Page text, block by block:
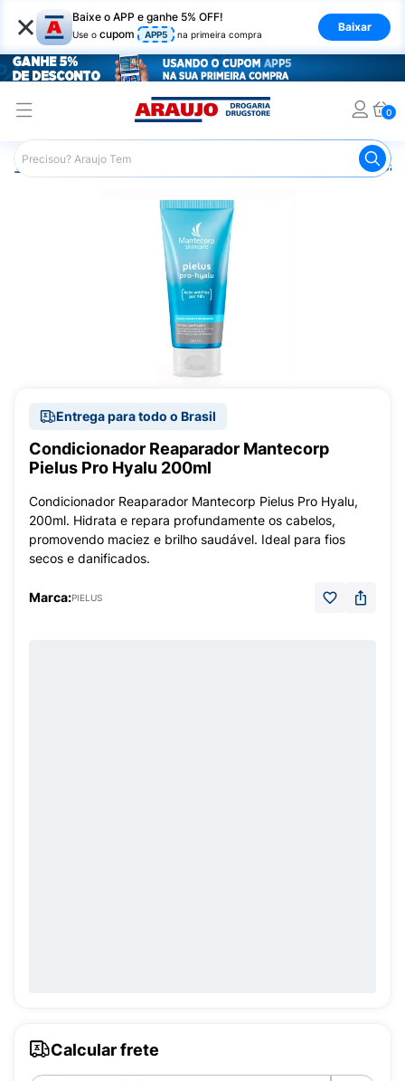
× Baixe o APP e ganhe 5% OFF!
Use o cupom APP5 na primeira compra
Baixar
0
Araujo Dermocosméticos Dermocosméticos para os
Entrega para todo o Brasil
Condicionador Reaparador Mantecorp
Pielus Pro Hyalu 200ml
Condicionador Reaparador Mantecorp Pielus Pro Hyalu,
200ml. Hidrata e repara profundamente os cabelos,
promovendo maciez e brilho saudável. Ideal para fios
secos e danificados.
Marca:PIELUS
Calcular frete